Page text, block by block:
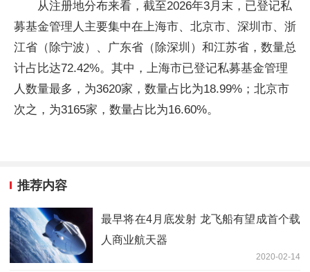
从注册地分布来看，截至2026年3月末，已登记私
募基金管理人主要集中在上海市、北京市、深圳市、浙
江省（除宁波）、广东省（除深圳）和江苏省，数量总
计占比达72.42%。其中，上海市已登记私募基金管理
人数量最多，为3620家，数量占比为18.99%；北京市
次之，为3165家，数量占比为16.60%。
推荐内容
最早将在4月底发射 龙飞船有望成首个载
人商业航天器
2020-02-14